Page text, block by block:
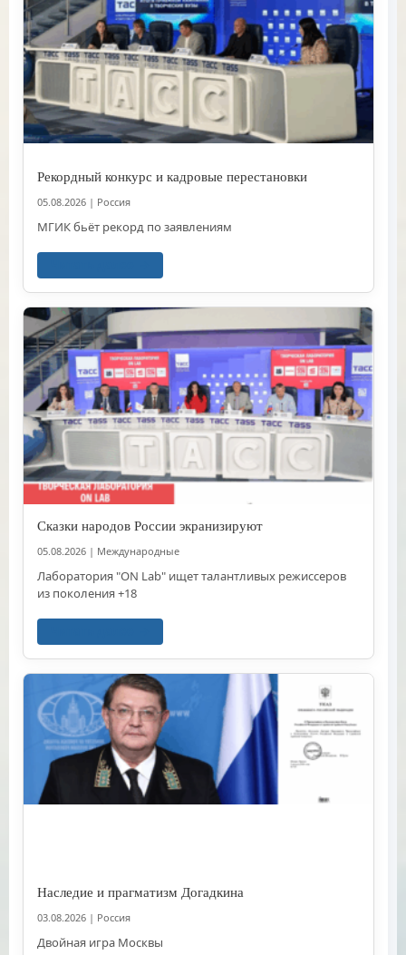
Рекордный конкурс и кадровые перестановки
05.08.2026 | Россия
МГИК бьёт рекорд по заявлениям
Сказки народов России экранизируют
05.08.2026 | Международные
Лаборатория "ON Lab" ищет талантливых режиссеров
из поколения +18
Наследие и прагматизм Догадкина
03.08.2026 | Россия
Двойная игра Москвы